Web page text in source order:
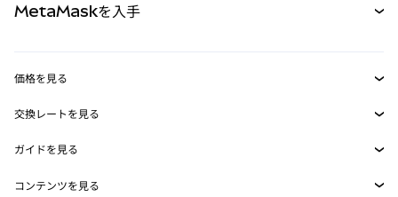
RWA
MetaMask Connect
Snaps
Web3サービス
MetaMaskを入手
セキュリティ
サポート
価格を見る
イーサリアムの価格
Solanaの価格
交換レートを見る
ETH→USD
USDT→INR
ガイドを見る
ETHの購入
コンテンツを見る